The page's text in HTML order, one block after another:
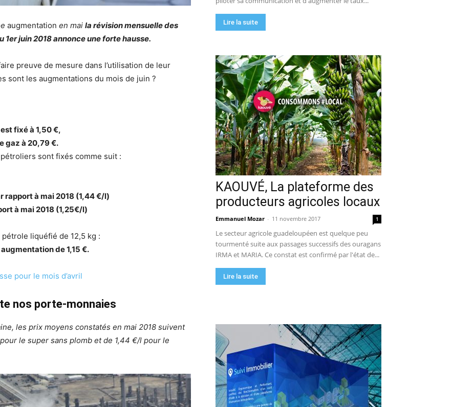
augmentation en mai la révision mensuelle des
1er juin 2018 annonce une forte hausse.
preuve de mesure dans l’utilisation de leur
sont les augmentations du mois de juin ?
fixé à 1,50 €,
gaz à 20,79 €.
sont fixés comme suit :
rapport à mai 2018 (1,44 €/l)
à mai 2018 (1,25€/l)
liquéfié de 12,5 kg :
de 1,15 €.
pour le mois d’avril
nos porte-monnaies
les prix moyens constatés en mai 2018 suivent
le super sans plomb et de 1,44 €/l pour le
Lire la suite
KAOUVÉ, La plateforme des
producteurs agricoles locaux
Emmanuel Mozar - 11 novembre 2017 1
Le secteur agricole guadeloupéen est quelque peu
tourmenté suite aux passages successifs des ouragans
IRMA et MARIA. Ce constat est confirmé par l'état de...
Lire la suite